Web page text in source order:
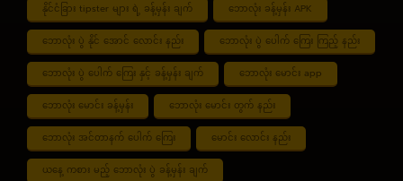
နိုင်ငံခြား tipster များ ရဲ့ ခန့်မှန်း ချက် ဘောလုံး ခန့်မှန်း APK
ဘောလုံး ပွဲ နိုင် အောင် လောင်း နည်း ဘောလုံး ပွဲ ပေါက် ကြေး ကြည့် နည်း
ဘောလုံး ပွဲ ပေါက် ကြေး နှင့် ခန့်မှန်း ချက် ဘောလုံး မောင်း app
ဘောလုံး မောင်း ခန့်မှန်း ဘောလုံး မောင်း တွက် နည်း
ဘောလုံး အင်တာနက် ပေါက် ကြေး မောင်း လောင်း နည်း
ယနေ့ ကစား မည့် ဘောလုံး ပွဲ ခန့်မှန်း ချက်